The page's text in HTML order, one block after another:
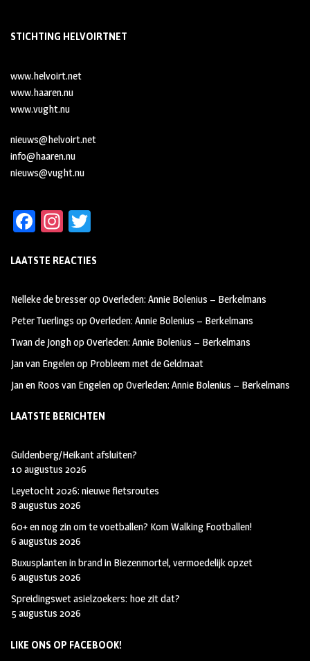
STICHTING HELVOIRTNET
www.helvoirt.net
www.haaren.nu
www.vught.nu
nieuws@helvoirt.net
info@haaren.nu
nieuws@vught.nu
Fa
b
oo
k
In
ag
m
tt
LAATSTE REACTIES
Nelleke de bresseropOverleden: Annie Bolenius – Berkelmans
Peter Tuerlings opOverleden: Annie Bolenius – Berkelmans
Twan de JonghopOverleden: Annie Bolenius – Berkelmans
Jan van Engelenop Probleem met de Geldmaat
Jan en Roos van EngelenopOverleden: Annie Bolenius – Berkelmans
LAATSTE BERICHTEN
Guldenberg/Heikant afsluiten?
10 augustus 2026
Leyetocht 2026: nieuwe fietsroutes
8 augustus 2026
60+ en nog zin om te voetballen? Kom Walking Footballen!
6 augustus 2026
Buxusplanten in brand in Biezenmortel, vermoedelijk opzet
6 augustus 2026
Spreidingswet asielzoekers: hoe zit dat?
5 augustus 2026
LIKE ONS OP FACEBOOK!